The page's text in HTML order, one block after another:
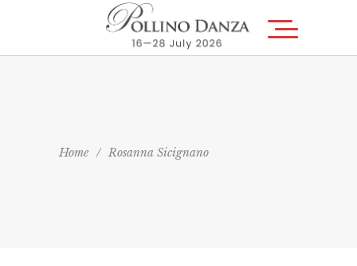
Home / Rosanna Sicignano